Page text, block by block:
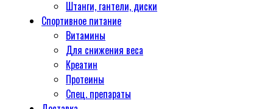
Штанги, гантели, диски
Спортивное питание
Витамины
Для снижения веса
Креатин
Протеины
Спец. препараты